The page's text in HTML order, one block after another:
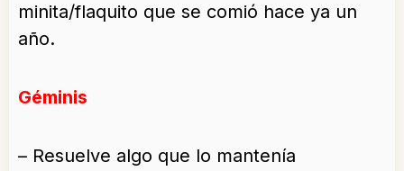
minita/flaquito que se comió hace ya un
año.
Géminis
– Resuelve algo que lo mantenía